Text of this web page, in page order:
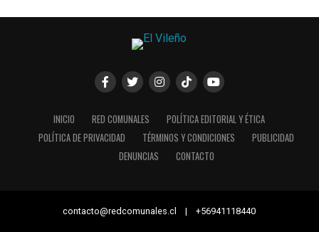
INICIO RED COMUNALES
POLÍTICA EDITORIAL Y ÉTICA
POLÍTICA DE PRIVACIDAD
TÉRMINOS Y CONDICIONES
PUBLICIDAD
DENUNCIAS
CONTACTO
contacto@redcomunales.cl | +56941118440